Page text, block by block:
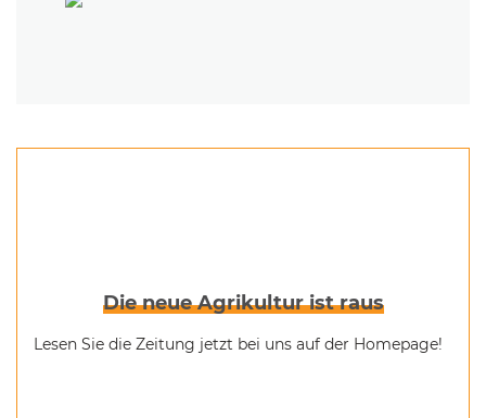
Die neue Agrikultur ist raus
Lesen Sie die Zeitung jetzt bei uns auf der Homepage!